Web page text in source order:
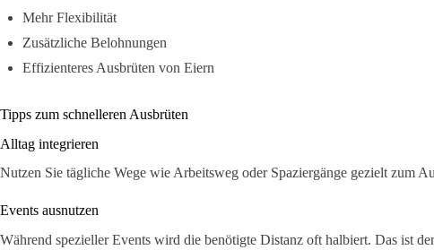
Mehr Flexibilität
Zusätzliche Belohnungen
Effizienteres Ausbrüten von Eiern
Tipps zum schnelleren Ausbrüten
Alltag integrieren
Nutzen Sie tägliche Wege wie Arbeitsweg oder Spaziergänge gezielt zum
Events ausnutzen
Während spezieller Events wird die benötigte Distanz oft halbiert. Das ist